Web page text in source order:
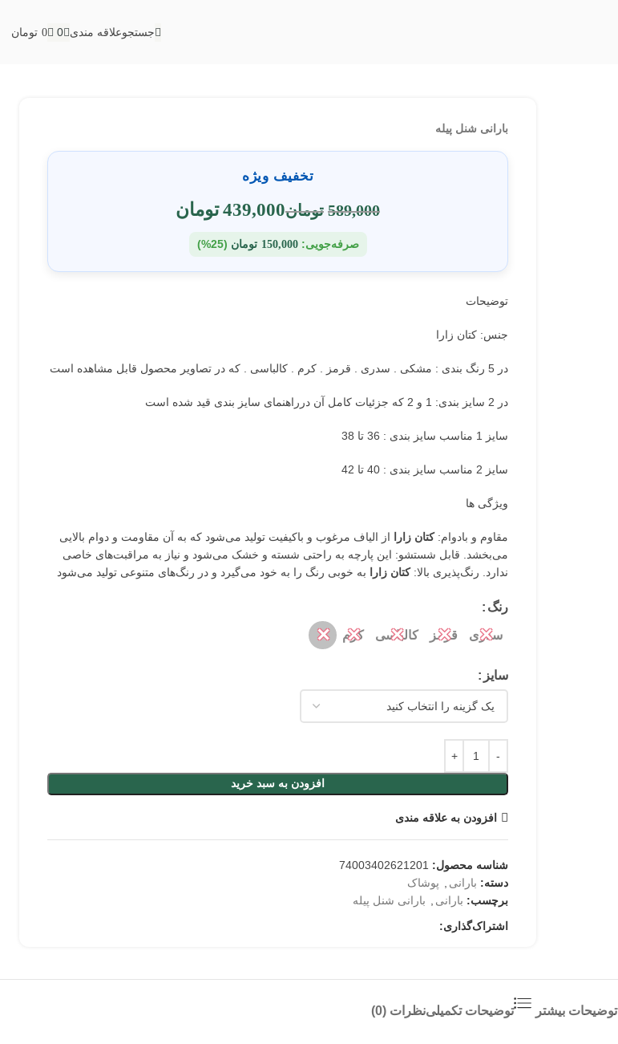
جستجوعلاقه مندی 0
0 تومان
بارانی شنل پیله
تخفیف ویژه
589,000 تومان439,000تومان
صرفه‌جویی:150,000 تومان (25%)
توضیحات
جنس: کتان زارا
در 5 رنگ بندی : مشکی . سدری . قرمز . کرم . کالباسی . که در تصاویر محصول قابل مشاهده است
در 2 سایز بندی: 1 و 2 که جزئیات کامل آن درراهنمای سایز بندی قید شده است
سایز 1 مناسب سایز بندی : 36 تا 38
سایز 2 مناسب سایز بندی : 40 تا 42
ویژگی ها
مقاوم و بادوام:کتان زارا
از الیاف مرغوب و باکیفیت تولید می‌شود که به آن مقاومت و دوام بالایی
می‌بخشد. قابل شستشو: این پارچه به راحتی شسته و خشک می‌شود و نیاز به مراقبت‌های خاصی
ندارد. رنگ‌پذیری بالا:کتان زارا به خوبی رنگ را به خود می‌گیرد و در رنگ‌های متنوعی تولید می‌شود
رنگ
سدری
✕ قرمز
✕ کالباسی
✕ کرم
✕
✕
سایز
افزودن به سبد خرید
افزودن به علاقه مندی
شناسه محصول: 74003402621201
دسته: بارانی
پوشاک
برچسب: بارانی
بارانی شنل پیله
اشتراک‌گذاری:
توضیحات بیشتر توضیحات تکمیلینظرات (0)